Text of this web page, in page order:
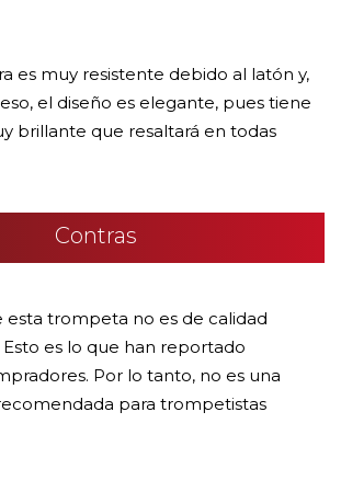
es muy resistente debido al latón y,
el diseño es elegante, pues tiene
brillante que resaltará en todas
Contras
esta trompeta no es de calidad
es lo que han reportado
Por lo tanto, no es una
para trompetistas